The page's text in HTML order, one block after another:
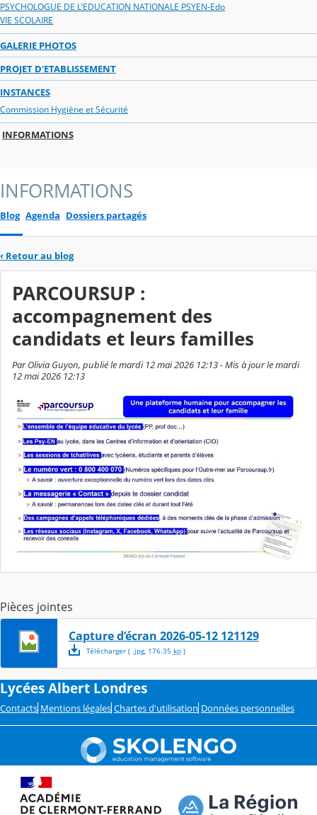
PSYCHOLOGUE DE L'EDUCATION NATIONALE PSYEN-Edo
VIE SCOLAIRE
GALERIE PHOTOS
PROJET D'ETABLISSEMENT
INSTANCES
Commission Hygiène et Sécurité
INFORMATIONS
INFORMATIONS
Blog Agenda Dossiers partagés
‹ Retour au blog
PARCOURSUP :
accompagnement des
candidats et leurs familles
Par Olivia Guyon, publié le mardi 12 mai 2026 12:13 - Mis à jour le mardi
12 mai 2026 12:13
Pièces jointes
Capture d’écran 2026-05-12 121129
Télécharger( .jpg, 176.35 ko)
Lycées Albert Londres
Contacts Mentions légales Chartes d'utilisation Données personnelles